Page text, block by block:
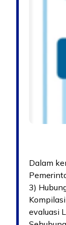
Dalam
3)
evaluasi